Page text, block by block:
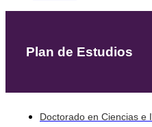
Plan de Estudios
Doctorado en Ciencias e